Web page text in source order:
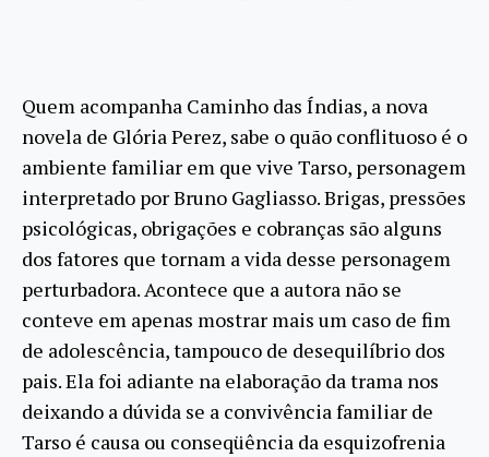
Quem acompanha Caminho das Índias, a nova
novela de Glória Perez, sabe o quão conflituoso é o
ambiente familiar em que vive Tarso, personagem
interpretado por Bruno Gagliasso. Brigas, pressões
psicológicas, obrigações e cobranças são alguns
dos fatores que tornam a vida desse personagem
perturbadora. Acontece que a autora não se
conteve em apenas mostrar mais um caso de fim
de adolescência, tampouco de desequilíbrio dos
pais. Ela foi adiante na elaboração da trama nos
deixando a dúvida se a convivência familiar de
Tarso é causa ou conseqüência da esquizofrenia